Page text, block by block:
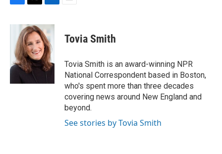
c
o
o
k
i
t
t
e
r
n
k
e
d
I
n
Tovia Smith
Tovia Smith is an award-winning NPR
National Correspondent based in Boston,
who's spent more than three decades
covering news around New England and
beyond.
See stories by Tovia Smith